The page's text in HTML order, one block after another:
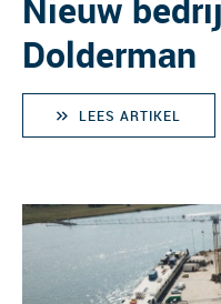
Dolderman
LEES ARTIKEL